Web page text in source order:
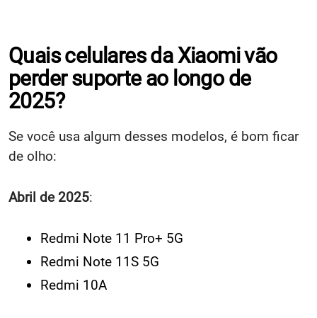
Quais celulares da Xiaomi vão
perder suporte ao longo de
2025?
Se você usa algum desses modelos, é bom ficar
de olho:
Abril de 2025:
Redmi Note 11 Pro+ 5G
Redmi Note 11S 5G
Redmi 10A